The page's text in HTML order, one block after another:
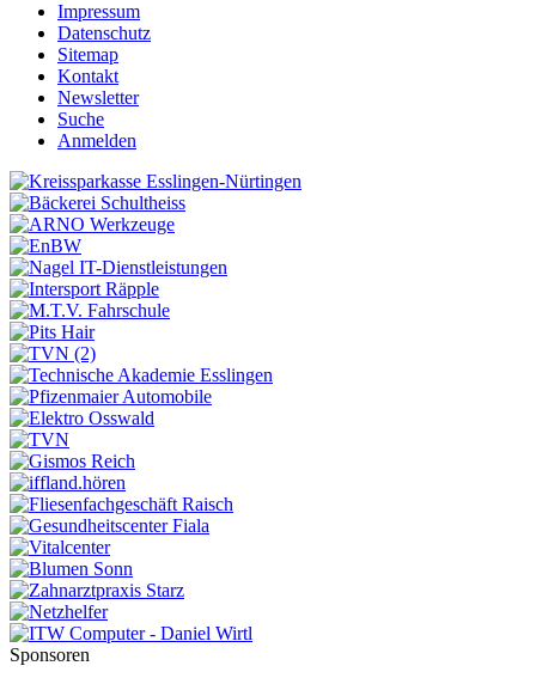
Impressum
Datenschutz
Sitemap
Kontakt
Newsletter
Suche
Anmelden
Sponsoren